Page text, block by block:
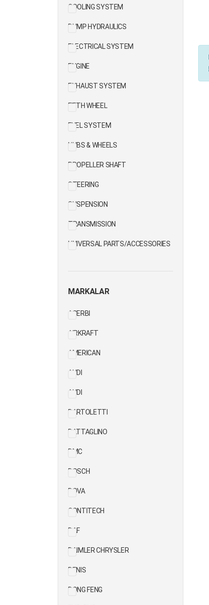
COOLING SYSTEM
DUMP HYDRAULICS
ELECTRICAL SYSTEM
ENGINE
EXHAUST SYSTEM
FIFTH WHEEL
FUEL SYSTEM
HUBS & WHEELS
PROPELLER SHAFT
STEERING
SUSPENSION
TRANSMISSION
UNIVERSAL PARTS/ACCESSORIES
MARKALAR
ACERBI
AIRKRAFT
AMERICAN
AUDI
AUDI
BARTOLETTI
BATTAGLINO
BMC
BOSCH
BOVA
CONTITECH
DAF
DAIMLER CHRYSLER
DENIS
DONG FENG